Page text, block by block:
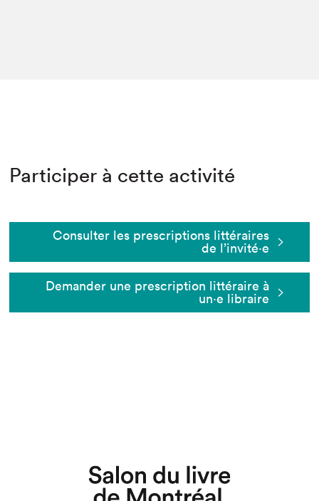
Participer à cette activité
Consulter les prescriptions littéraires
de l’invité⋅e
Demander une prescription littéraire à
un⋅e libraire